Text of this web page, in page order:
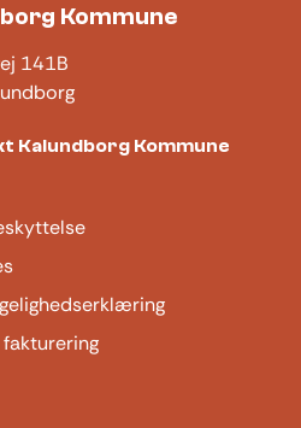
Kommune
141B
Kalundborg Kommune
fakturering